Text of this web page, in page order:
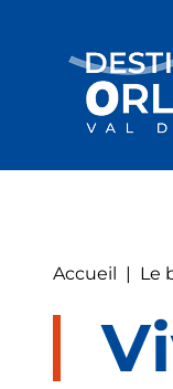
Accueil | Le